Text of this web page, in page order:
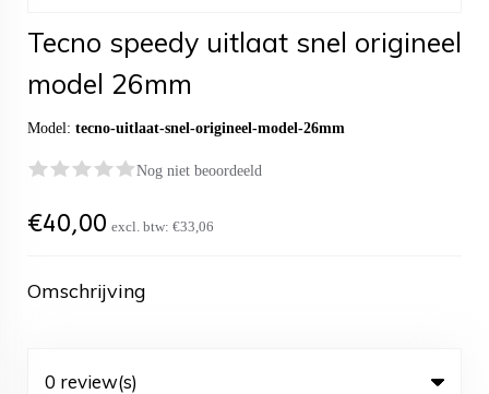
Tecno speedy uitlaat snel origineel
model 26mm
Model: tecno-uitlaat-snel-origineel-model-26mm
Nog niet beoordeeld
€40,00 excl. btw: €33,06
Omschrijving
0 review(s)